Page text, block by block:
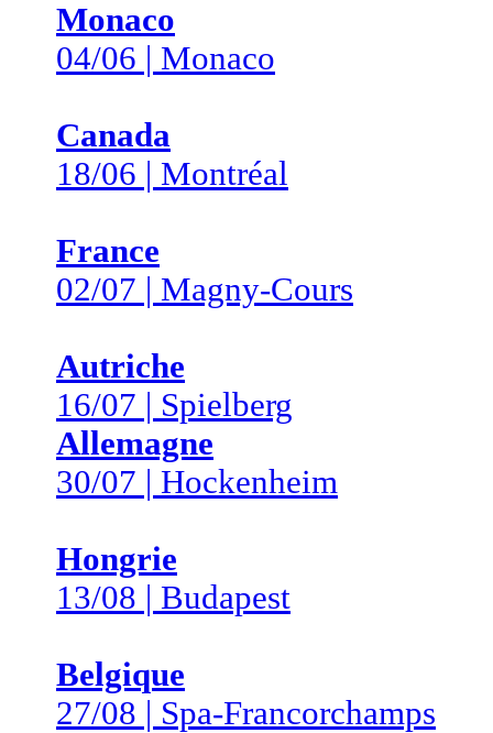
Monaco
04/06 | Monaco
Canada
18/06 | Montréal
France
02/07 | Magny-Cours
Autriche
16/07 | Spielberg
Allemagne
30/07 | Hockenheim
Hongrie
13/08 | Budapest
Belgique
27/08 | Spa-Francorchamps